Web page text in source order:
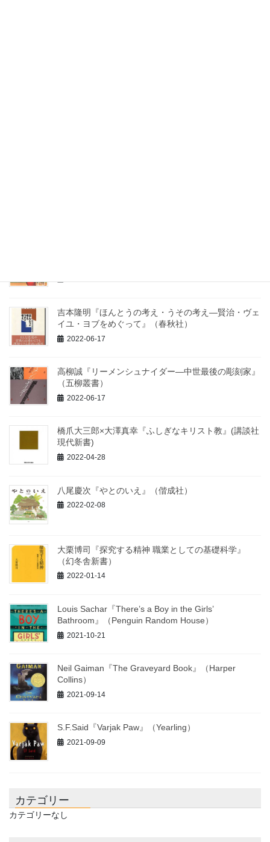
吉本隆明『ほんとうの考え・うその考え―賢治・ヴェ
イユ・ヨブをめぐって』（春秋社）
2022-06-17
高柳誠『リーメンシュナイダー―中世最後の彫刻家』
（五柳叢書）
2022-06-17
橋爪大三郎×大澤真幸『ふしぎなキリスト教』(講談社
現代新書)
2022-04-28
八尾慶次『やとのいえ』（偕成社）
2022-02-08
大栗博司『探究する精神 職業としての基礎科学』
（幻冬舎新書）
2022-01-14
Louis Sachar『There’s a Boy in the Girls’
Bathroom』（Penguin Random House）
2021-10-21
Neil Gaiman『The Graveyard Book』（Harper
Collins）
2021-09-14
S.F.Said『Varjak Paw』（Yearling）
2021-09-09
カテゴリー
カテゴリーなし